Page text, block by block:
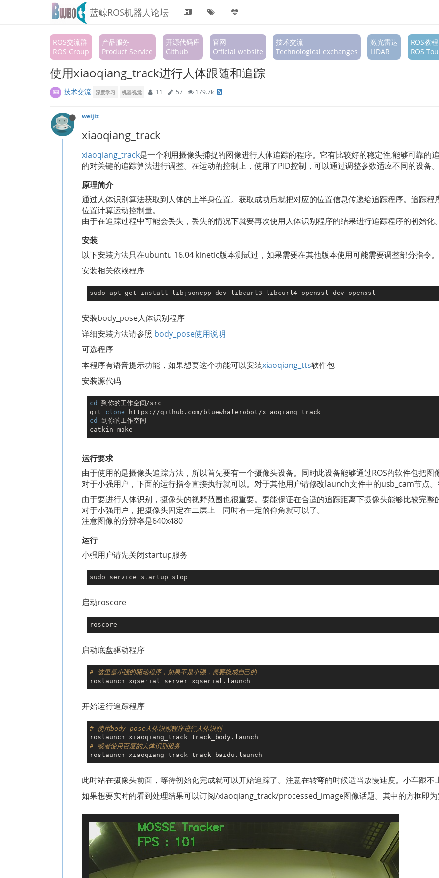
蓝鲸ROS机器人论坛
ROS交流群
ROS Group
产品服务
Product Service
开源代码库
Github
官网
Official website
技术交流
Technological exchanges
激光雷达
LIDAR
ROS教程
ROS
使用xiaoqiang_track进行人体跟随和追踪
技术交流 深度学习 机器视觉 11 57 179.7k
weijiz
xiaoqiang_track
xiaoqiang_track是一个利用摄像头捕捉的图像进行人体追踪的程序。它有比较好的稳定性,能够可靠的
的对关键的追踪算法进行调整。在运动的控制上，使用了PID控制，可以通过调整参数适应不同的设备。
原理简介
通过人体识别算法获取到人体的上半身位置。获取成功后就把对应的位置信息传递给追踪程序。追踪
位置计算运动控制量。
由于在追踪过程中可能会丢失，丢失的情况下就要再次使用人体识别程序的结果进行追踪程序的初始化
安装
以下安装方法只在ubuntu 16.04 kinetic版本测试过，如果需要在其他版本使用可能需要调整部分指令。
安装相关依赖程序
安装body_pose人体识别程序
详细安装方法请参照 body_pose使用说明
可选程序
本程序有语音提示功能，如果想要这个功能可以安装xiaoqiang_tts软件包
安装源代码
cd
到你的工作空间/src
git clone
cd
到你的工作空间
运行要求
由于使用的是摄像头追踪方法，所以首先要有一个摄像头设备。同时此设备能够通过ROS的软件包把
对于小强用户，下面的运行指令直接执行就可以。对于其他用户请修改launch文件中的usb_cam节点
由于要进行人体识别，摄像头的视野范围也很重要。要能保证在合适的追踪距离下摄像头能够比较完整
对于小强用户，把摄像头固定在二层上，同时有一定的仰角就可以了。
注意图像的分辨率是640x480
运行
小强用户请先关闭startup服务
启动roscore
启动底盘驱动程序
# 这里是小强的驱动程序，如果不是小强，需要换成自己的
开始运行追踪程序
# 使用body_pose人体识别程序进行人体识别
# 或者使用百度的人体识别服务
此时站在摄像头前面，等待初始化完成就可以开始追踪了。注意在转弯的时候适当放慢速度。小车跟不
如果想要实时的看到处理结果可以订阅/xiaoqiang_track/processed_image图像话题。其中的方框即